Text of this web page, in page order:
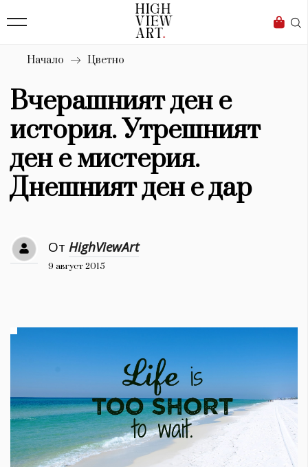
Бизнес
Мода
Dialogue
Изкуство
4340
Красота
777
Дизайн
1272
30+
Гурме
Пътувай
237
Здраве 389
Начало Цветно
Вчерашният ден е
история. Утрешният
ден е мистерия.
Днешният ден е дар
От HighViewArt
9 август 2015